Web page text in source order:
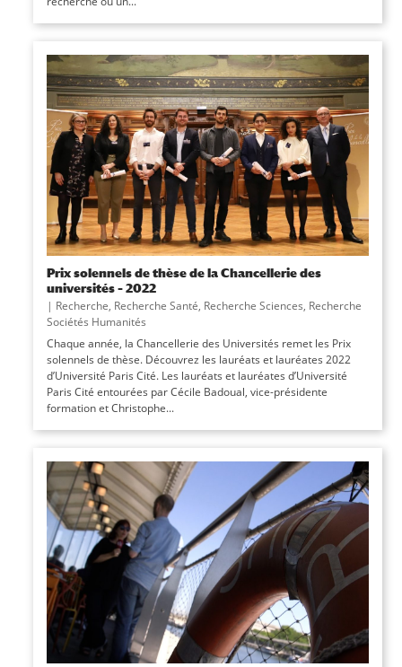
Prix solennels de thèse de la Chancellerie des
universités – 2022
| Recherche, Recherche Santé, Recherche Sciences, Recherche
Sociétés Humanités
Chaque année, la Chancellerie des Universités remet les Prix
solennels de thèse. Découvrez les lauréats et lauréates 2022
d’Université Paris Cité. Les lauréats et lauréates d’Université
Paris Cité entourées par Cécile Badoual, vice-présidente
formation et Christophe...